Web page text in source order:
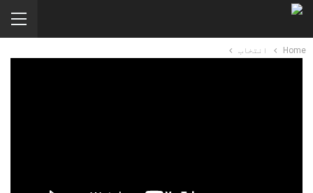
Home انتخاب